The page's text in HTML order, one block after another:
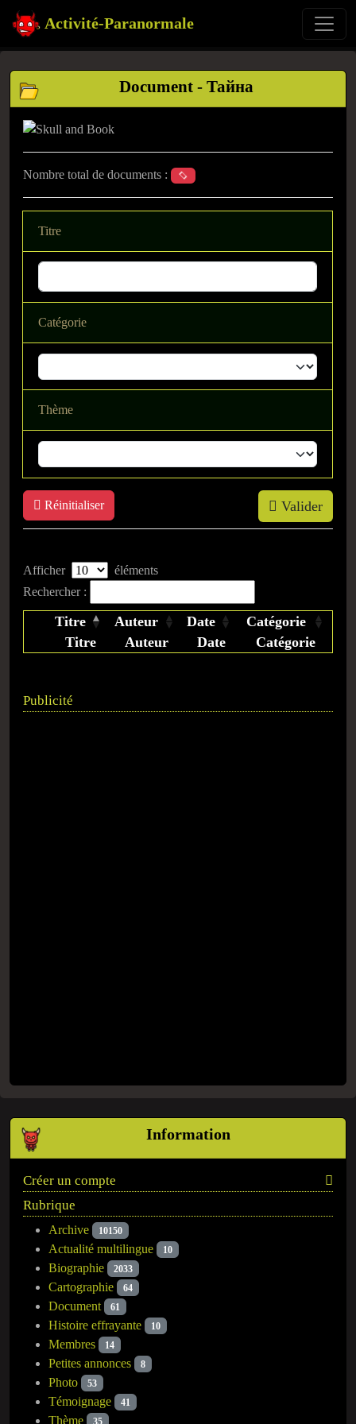
Activité-Paranormale
Information
Créer un compte
Rubrique
Archive 10150
Actualité multilingue 10
Biographie 2033
Cartographie 64
Document 61
Histoire effrayante 10
Membres 14
Petites annonces 8
Photo 53
Témoignage 41
Thème 35
Document - Тайна
Nombre total de documents :
Titre
Catégorie
Thème
Valider
Réinitialiser
Afficher
éléments
Rechercher :
Titre Auteur Date
Catégorie
Titre
Auteur Date Catégorie
Publicité